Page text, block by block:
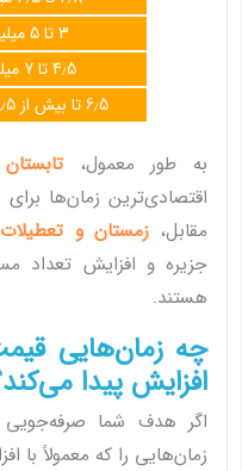
3 تا 5 میلیون تومان
4٫5 تا 7 میلیون تومان
6٫5 تا بیش از 8٫5 میلیون تومان
به طور معمول، تابستان
اقتصادی‌ترین زمان‌ها
مقابل،زمستان و تعطیلات
جزیره و افزایش تعداد
هستند.
چه زمان‌هایی
افزایش پیدا
اگر هدف شما
زمان‌هایی را که معمولاً با